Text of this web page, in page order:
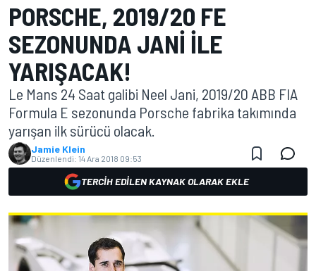
PORSCHE, 2019/20 FE
SEZONUNDA JANI ILE
YARIŞACAK!
Le Mans 24 Saat galibi Neel Jani, 2019/20 ABB FIA
Formula E sezonunda Porsche fabrika takımında
yarışan ilk sürücü olacak.
Jamie Klein
Düzenlendi: 14 Ara 2018 09:53
TERCIH EDILEN KAYNAK OLARAK EKLE